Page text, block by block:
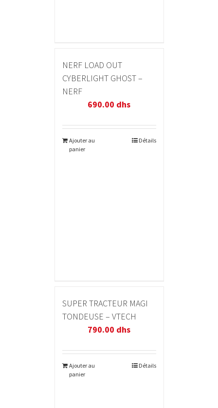
NERF LOAD OUT
CYBERLIGHT GHOST –
NERF
690.00 dhs
Ajouter au
panier
Détails
SUPER TRACTEUR MAGI
TONDEUSE – VTECH
790.00 dhs
Ajouter au
panier
Détails